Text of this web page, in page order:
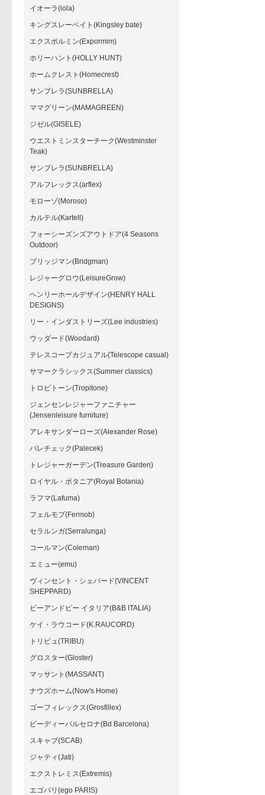
イオーラ(iola)
キングスレーベイト(Kingsley bate)
エクスポルミン(Expormim)
ホリーハント(HOLLY HUNT)
ホームクレスト(Homecrest)
サンブレラ(SUNBRELLA)
ママグリーン(MAMAGREEN)
ジゼル(GISELE)
ウエストミンスターチーク(Westminster
Teak)
サンブレラ(SUNBRELLA)
アルフレックス(arflex)
モローゾ(Moroso)
カルテル(Kartell)
フォーシーズンズアウトドア(4 Seasons
Outdoor)
ブリッジマン(Bridgman)
レジャーグロウ(LeisureGrow)
ヘンリーホールデザイン(HENRY HALL
DESIGNS)
リー・インダストリーズ(Lee industries)
ウッダード(Woodard)
テレスコープカジュアル(Telescope casual)
サマークラシックス(Summer classics)
トロピトーン(Tropitone)
ジェンセンレジャーファニチャー
(Jensenleisure furniture)
アレキサンダーローズ(Alexander Rose)
パレチェック(Palecek)
トレジャーガーデン(Treasure Garden)
ロイヤル・ボタニア(Royal Botania)
ラフマ(Lafuma)
フェルモブ(Fermob)
セラルンガ(Serralunga)
コールマン(Coleman)
エミュー(emu)
ヴィンセント・シェパード(VINCENT
SHEPPARD)
ビーアンドビー イタリア(B&B ITALIA)
ケイ・ラウコード(K.RAUCORD)
トリビュ(TRIBU)
グロスター(Gloster)
マッサント(MASSANT)
ナウズホーム(Now's Home)
ゴーフィレックス(Grosfillex)
ビーディーバルセロナ(Bd Barcelona)
スキャブ(SCAB)
ジャティ(Jati)
エクストレミス(Extremis)
エゴパリ(ego PARIS)